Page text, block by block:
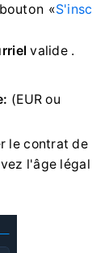
«S'insc
valide .
(EUR ou
le contrat de
l'âge légal